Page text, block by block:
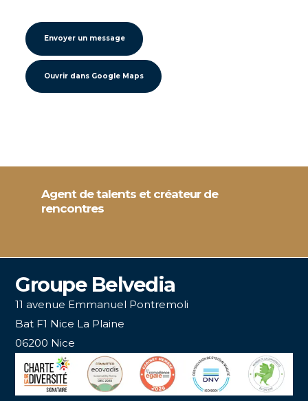
Envoyer un message
Ouvrir dans Google Maps
Agent de talents et créateur de
rencontres
Groupe Belvedia
11 avenue Emmanuel Pontremoli
Bat F1 Nice La Plaine
06200 Nice